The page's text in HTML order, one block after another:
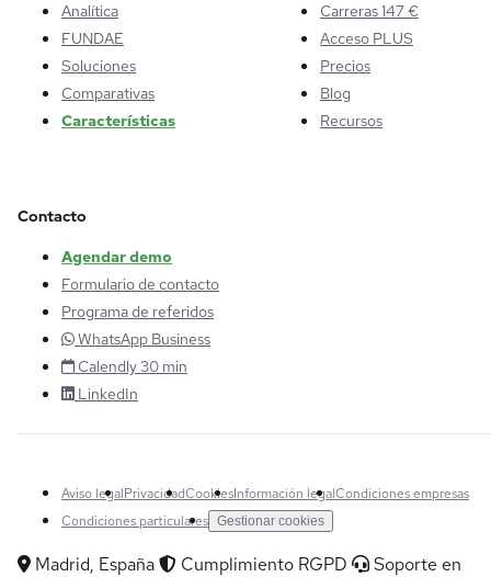
Analítica
FUNDAE
Soluciones
Comparativas
Características
Carreras 147 €
Acceso PLUS
Precios
Blog
Recursos
Contacto
Agendar demo
Formulario de contacto
Programa de referidos
WhatsApp Business
Calendly 30 min
LinkedIn
Aviso legalPrivacidadCookiesInformación legalCondiciones empresas
Condiciones particulares Gestionar cookies
Madrid, España Cumplimiento RGPD
Soporte en